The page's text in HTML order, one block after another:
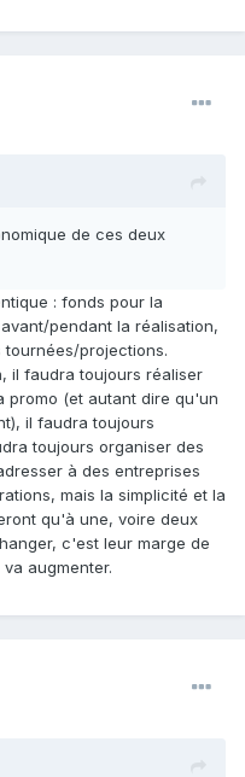
de ces deux
: fonds pour la
pendant la réalisation,
projections.
il faudra toujours réaliser
promo (et autant dire qu'un
il faudra toujours
toujours organiser des
à des entreprises
mais la simplicité et la
qu'à une, voire deux
c'est leur marge de
augmenter.